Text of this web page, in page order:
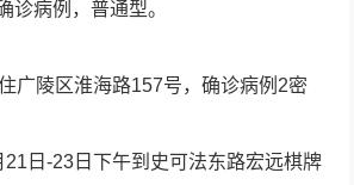
诊病例，普通型。
广陵区淮海路157号，确诊病例2密
21日-23日下午到史可法东路宏远棋牌